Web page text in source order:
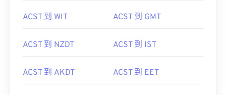
ACST 到 WIT ACST 到 GMT
ACST 到 NZDT ACST 到 IST
ACST 到 AKDT ACST 到 EET